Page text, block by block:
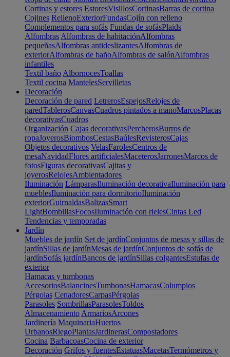
Cortinas y estores EstoresVisillosCortinasBarras de cortina
Cojines RellenoExteriorFundasCojín con relleno
Complementos para sofás Fundas de sofásPlaids
Alfombras Alfombras de habitaciónAlfombras
pequeñasAlfombras antideslizantesAlfombras de
exteriorAlfombras de bañoAlfombras de salónAlfombras
infantiles
Textil baño AlbornocesToallas
Textil cocina MantelesServilletas
Decoración
Decoración de pared LetrerosEspejosRelojes de
paredTablerosCanvasCuadros pintados a manoMarcosPlacas
decorativasCuadros
Organización Cajas decorativasPercherosBurros de
ropaJoyerosBiombosCestasBaúlesRevisterosCajas
Objetos decorativos VelasFarolesCentros de
mesaNavidadFlores artificialesMaceterosJarronesMarcos de
fotosFiguras decorativasCajitas y
joyerosRelojesAmbientadores
Iluminación LámparasIluminación decorativaIluminación para
mueblesIluminación para dormitorioIluminación
exteriorGuirnaldasBalizasSmart
LightBombillasFocosIluminación con rielesCintas Led
Tendencias y temporadas
Jardín
Muebles de jardín Set de jardínConjuntos de mesas y sillas de
jardínSillas de jardínMesas de jardínConjuntos de sofás de
jardínSofás jardínBancos de jardínSillas colgantesEstufas de
exterior
Hamacas y tumbonas
AccesoriosBalancinesTumbonasHamacasColumpios
Pérgolas CenadoresCarpasPérgolas
Parasoles SombrillasParasolesToldos
Almacenamiento ArmariosArcones
Jardinería MaquinariaHuertos
UrbanosRiegoPlantasJardinerasCompostadores
Cocina BarbacoasCocina de exterior
Decoración Grifos y fuentesEstatuasMacetasTermómetros y